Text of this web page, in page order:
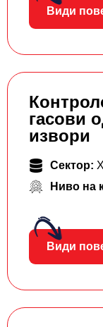
Види
гасови
извори
Сектор:
Ниво на
Види